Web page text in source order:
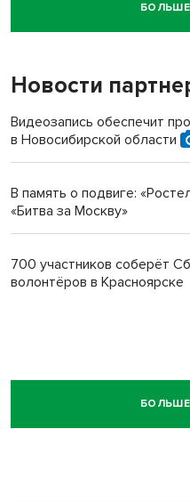
Новосибирский суд
пенсионерки на вокзале
Новости
Видеозапись обеспечит
в Новосибирской области
В память о подвиге:
«Битва за Москву»
700 участников соберёт
волонтёров в Красноярске